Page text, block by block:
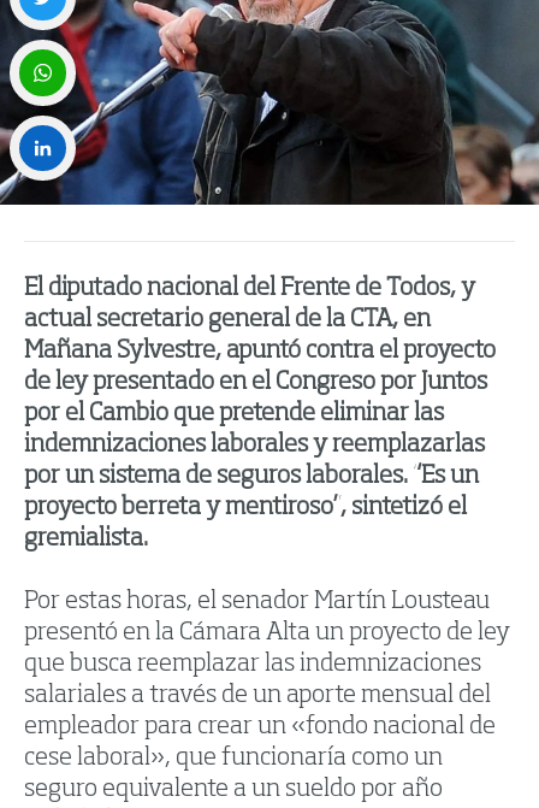
El diputado nacional del Frente de Todos, y
actual secretario general de la CTA, en
Mañana Sylvestre, apuntó contra el proyecto
de ley presentado en el Congreso por Juntos
por el Cambio que pretende eliminar las
indemnizaciones laborales y reemplazarlas
por un sistema de seguros laborales. “Es un
proyecto berreta y mentiroso”, sintetizó el
gremialista.
Por estas horas, el senador Martín Lousteau
presentó en la Cámara Alta un proyecto de ley
que busca reemplazar las indemnizaciones
salariales a través de un aporte mensual del
empleador para crear un «fondo nacional de
cese laboral», que funcionaría como un
seguro equivalente a un sueldo por año
Twitter
WhatsApp